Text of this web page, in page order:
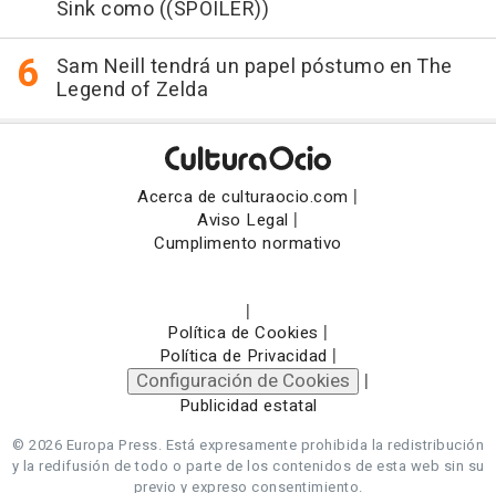
Sink como ((SPOILER))
Sam Neill tendrá un papel póstumo en The
Legend of Zelda
Acerca de culturaocio.com |
Aviso Legal |
Cumplimento normativo
|
Política de Cookies |
Política de Privacidad |
Configuración de Cookies |
Publicidad estatal
© 2026 Europa Press. Está expresamente prohibida la redistribución
y la redifusión de todo o parte de los contenidos de esta web sin su
previo y expreso consentimiento.